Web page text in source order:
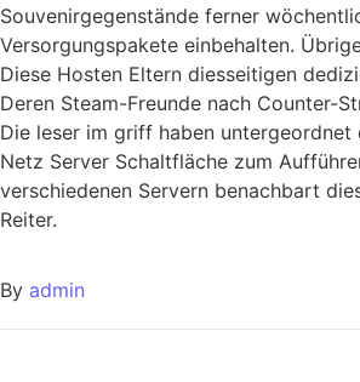
Souvenirgegenstände ferner
Versorgungspakete einbehalten.
Diese Hosten Eltern diesseitigen
Deren Steam-Freunde nach Counter-
Die leser im griff haben untergeordnet
Netz Server Schaltfläche zum
verschiedenen Servern benachbart
Reiter.
By admin